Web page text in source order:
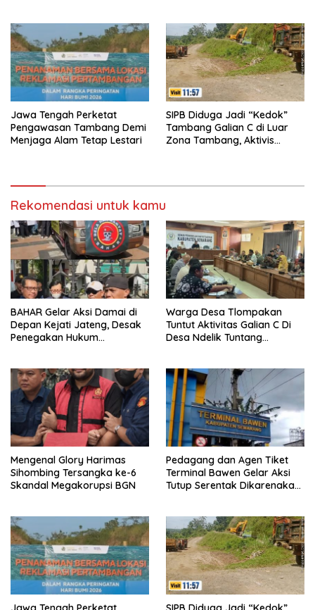
Di jalan Arah Bawen-
Ambarawa
Jawa Tengah Perketat
Pengawasan Tambang Demi
Menjaga Alam Tetap Lestari
SIPB Diduga Jadi “Kedok”
Tambang Galian C di Luar
Zona Tambang, Aktivis
Rekomendasi untuk kamu
BAHAR Gelar Aksi Damai di
Depan Kejati Jateng, Desak
Penegakan Hukum
Warga Desa Tlompakan
Tuntut Aktivitas Galian C Di
Desa Ndelik Tuntang
Ngeyel !!
Mengenal Glory Harimas
Sihombing Tersangka ke-6
Skandal Megakorupsi BGN
Pedagang dan Agen Tiket
Terminal Bawen Gelar Aksi
Tutup Serentak Dikarenakan
Di jalan Arah Bawen-
Ambarawa